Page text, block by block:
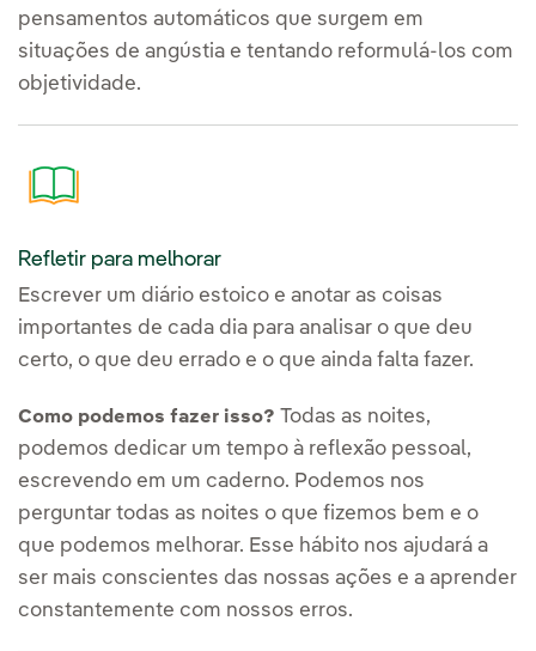
pensamentos automáticos que surgem em
situações de angústia e tentando reformulá-los com
objetividade.
Refletir para melhorar
Escrever um diário estoico e anotar as coisas
importantes de cada dia para analisar o que deu
certo, o que deu errado e o que ainda falta fazer.
Como podemos fazer isso? Todas as noites,
podemos dedicar um tempo à reflexão pessoal,
escrevendo em um caderno. Podemos nos
perguntar todas as noites o que fizemos bem e o
que podemos melhorar. Esse hábito nos ajudará a
ser mais conscientes das nossas ações e a aprender
constantemente com nossos erros.